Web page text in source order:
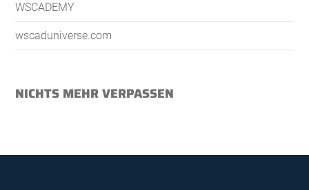
WSCADEMY
wscaduniverse.com
NICHTS MEHR VERPASSEN